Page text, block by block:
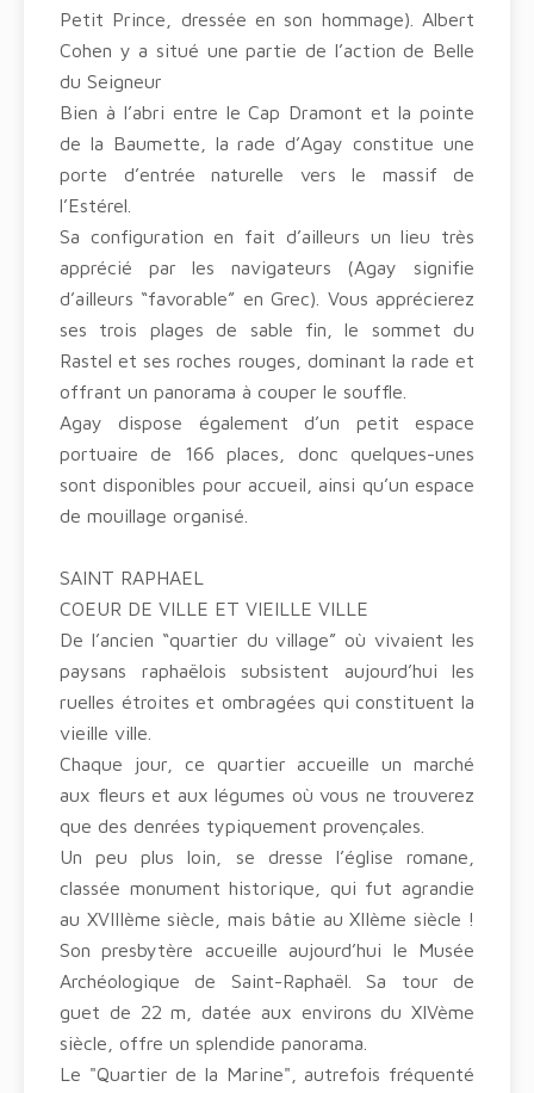
Petit Prince, dressée en son hommage). Albert
Cohen y a situé une partie de l’action de Belle
du Seigneur
Bien à l’abri entre le Cap Dramont et la pointe
de la Baumette, la rade d’Agay constitue une
porte d’entrée naturelle vers le massif de
l’Estérel.
Sa configuration en fait d’ailleurs un lieu très
apprécié par les navigateurs (Agay signifie
d’ailleurs “favorable” en Grec). Vous apprécierez
ses trois plages de sable fin, le sommet du
Rastel et ses roches rouges, dominant la rade et
offrant un panorama à couper le souffle.
Agay dispose également d’un petit espace
portuaire de 166 places, donc quelques-unes
sont disponibles pour accueil, ainsi qu’un espace
de mouillage organisé.
SAINT RAPHAEL
COEUR DE VILLE ET VIEILLE VILLE
De l’ancien “quartier du village” où vivaient les
paysans raphaëlois subsistent aujourd’hui les
ruelles étroites et ombragées qui constituent la
vieille ville.
Chaque jour, ce quartier accueille un marché
aux fleurs et aux légumes où vous ne trouverez
que des denrées typiquement provençales.
Un peu plus loin, se dresse l’église romane,
classée monument historique, qui fut agrandie
au XVIIIème siècle, mais bâtie au XIIème siècle !
Son presbytère accueille aujourd’hui le Musée
Archéologique de Saint-Raphaël. Sa tour de
guet de 22 m, datée aux environs du XIVème
siècle, offre un splendide panorama.
Le "Quartier de la Marine", autrefois fréquenté